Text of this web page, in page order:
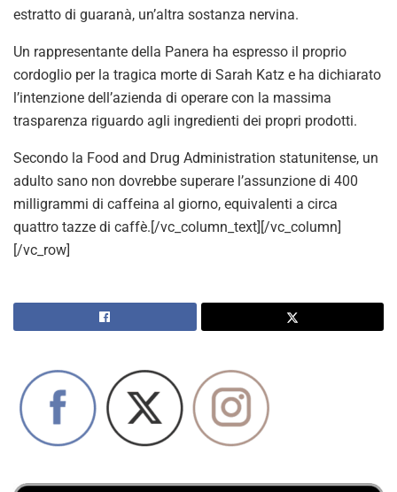
estratto di guaranà, un’altra sostanza nervina.
Un rappresentante della Panera ha espresso il proprio
cordoglio per la tragica morte di Sarah Katz e ha dichiarato
l’intenzione dell’azienda di operare con la massima
trasparenza riguardo agli ingredienti dei propri prodotti.
Secondo la Food and Drug Administration statunitense, un
adulto sano non dovrebbe superare l’assunzione di 400
milligrammi di caffeina al giorno, equivalenti a circa
quattro tazze di caffè.[/vc_column_text][/vc_column]
[/vc_row]